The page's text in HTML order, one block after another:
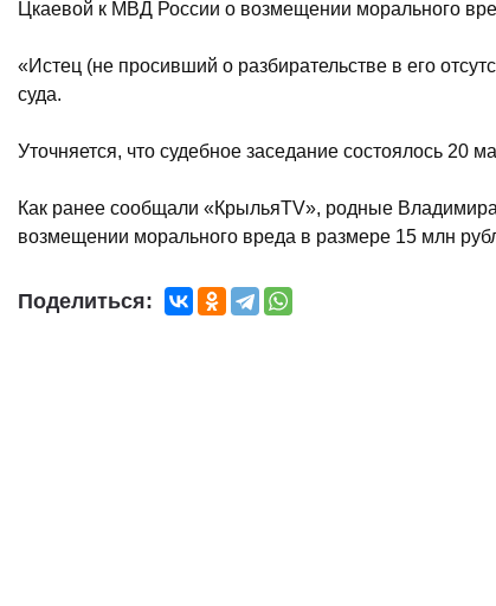
Цкаевой к МВД России о возмещении морального
«Истец (не просивший о разбирательстве в его
суда.
Уточняется, что судебное заседание состоялось 20
Как ранее сообщали «КрыльяTV», родные
возмещении морального вреда в размере 15 млн
Поделиться: